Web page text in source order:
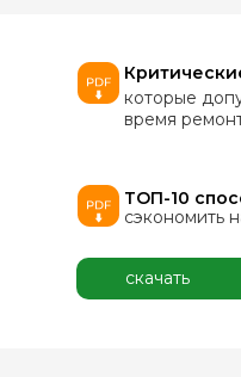
сэкономить
которые
время
скачать
ТОП-10